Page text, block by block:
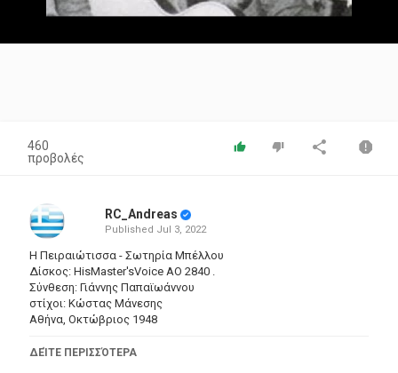
Video
460
προβολές
RC_Andreas
Published Jul 3, 2022
Η Πειραιώτισσα - Σωτηρία Μπέλλου
Δίσκος: HisMaster'sVoice AO 2840 .
Σύνθεση: Γιάννης Παπαϊωάννου
στίχοι: Κώστας Μάνεσης
Αθήνα, Οκτώβριος 1948
oρχήστρα με δυο μπουζούκια και κιθάρα
ΔΕΊΤΕ ΠΕΡΙΣΣΌΤΕΡΑ